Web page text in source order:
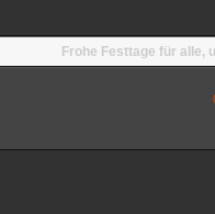
Frohe Festtage für alle,